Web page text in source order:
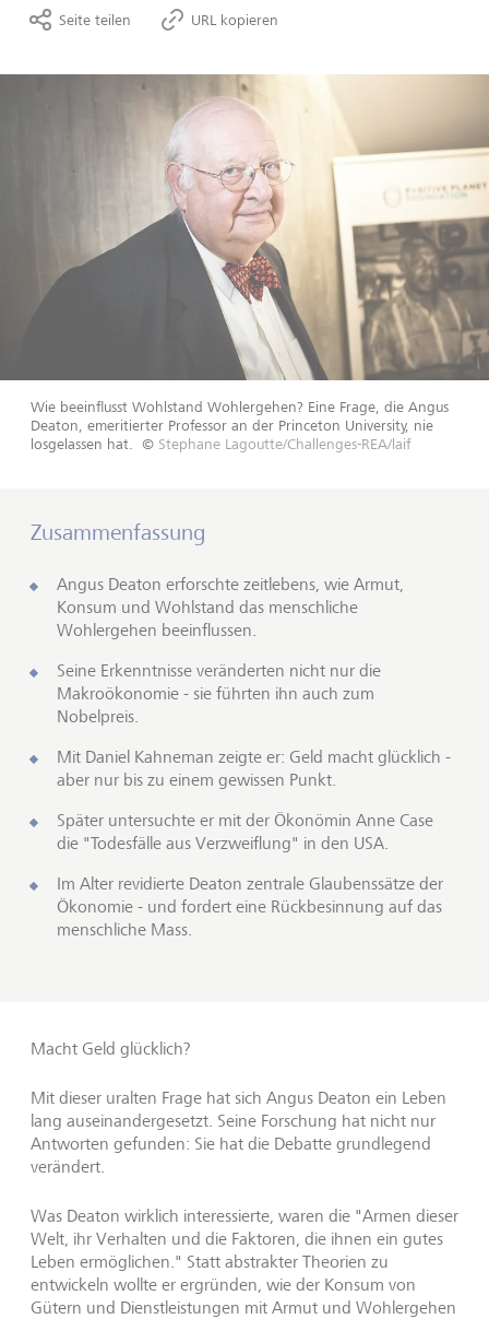
Seite teilen URL kopieren
Wie beeinflusst Wohlstand Wohlergehen? Eine Frage, die Angus
Deaton, emeritierter Professor an der Princeton University, nie
losgelassen hat.
© Stephane Lagoutte/Challenges-REA/laif
Zusammenfassung
Angus Deaton erforschte zeitlebens, wie Armut,
Konsum und Wohlstand das menschliche
Wohlergehen beeinflussen.
Seine Erkenntnisse veränderten nicht nur die
Makroökonomie - sie führten ihn auch zum
Nobelpreis.
Mit Daniel Kahneman zeigte er: Geld macht glücklich -
aber nur bis zu einem gewissen Punkt.
Später untersuchte er mit der Ökonömin Anne Case
die "Todesfälle aus Verzweiflung" in den USA.
Im Alter revidierte Deaton zentrale Glaubenssätze der
Ökonomie - und fordert eine Rückbesinnung auf das
menschliche Mass.
Macht Geld glücklich?
Mit dieser uralten Frage hat sich Angus Deaton ein Leben
lang auseinandergesetzt. Seine Forschung hat nicht nur
Antworten gefunden: Sie hat die Debatte grundlegend
verändert.
Was Deaton wirklich interessierte, waren die "Armen dieser
Welt, ihr Verhalten und die Faktoren, die ihnen ein gutes
Leben ermöglichen." Statt abstrakter Theorien zu
entwickeln wollte er ergründen, wie der Konsum von
Gütern und Dienstleistungen mit Armut und Wohlergehen